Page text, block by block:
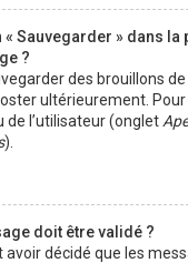
Sauvegarder » dans la
?
des brouillons de
ultérieurement. Pour
de l’utilisateur (onglet
).
doit être validé ?
avoir décidé que les